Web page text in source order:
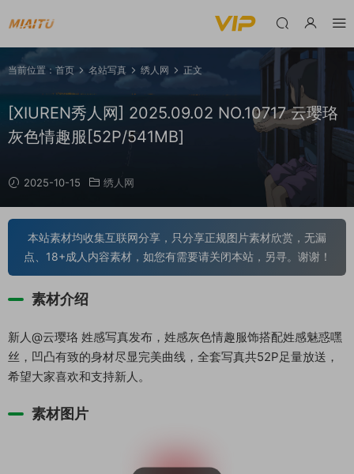
当前位置： 首页 名站写真 绣人网 正文
[XIUREN秀人网] 2025.09.02 NO.10717 云璎珞
灰色情趣服[52P/541MB]
2025-10-15 绣人网
本站素材均收集互联网分享，只分享正规图片素材欣赏，无漏
点、18+成人内容素材，如您有需要请关闭本站，另寻。谢谢！
素材介绍
新人@云璎珞 姓感写真发布，姓感灰色情趣服饰搭配姓感魅惑嘿
丝，凹凸有致的身材尽显完美曲线，全套写真共52P足量放送，
希望大家喜欢和支持新人。
素材图片